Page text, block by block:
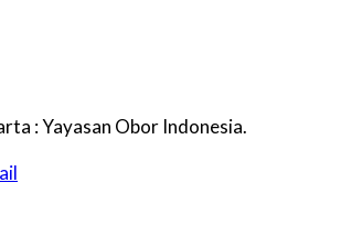
: Yayasan Obor Indonesia.